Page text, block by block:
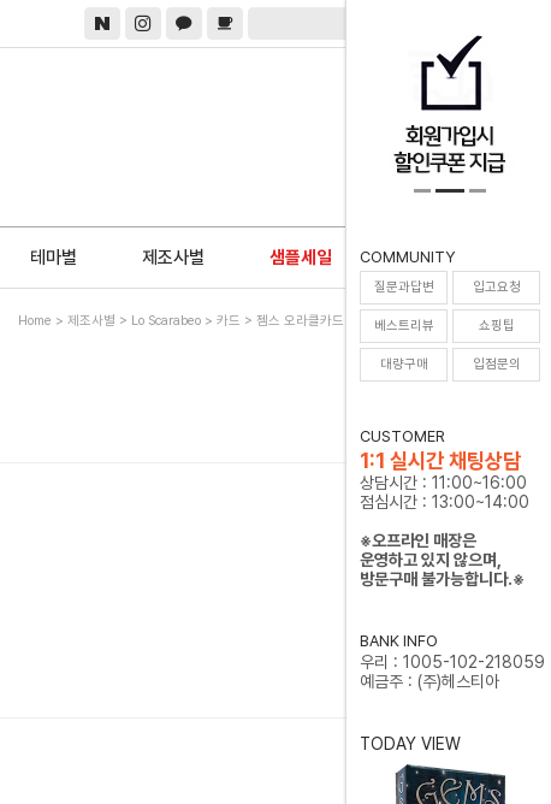
테마별 제조사별 샘플세일 0
COMMUNITY
질문과답변 입고요청
베스트리뷰 쇼핑팁
대량구매 입점문의
CUSTOMER
1:1 실시간 채팅상담
상담시간 : 11:00~16:00
점심시간 : 13:00~14:00
※오프라인 매장은
운영하고 있지 않으며,
방문구매 불가능합니다.※
BANK INFO
우리 : 1005-102-218059
예금주 : (주)헤스티아
TODAY VIEW
Home > 제조사별 > Lo Scarabeo > 카드 > 젬스 오라클카드 Gems Oracle Cards